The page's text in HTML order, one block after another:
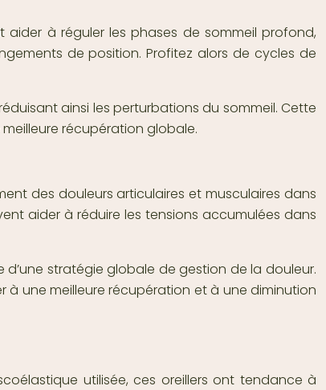
à réguler les phases de sommeil profond,
de position. Profitez alors de cycles de
ainsi les perturbations du sommeil. Cette
récupération globale.
des douleurs articulaires et musculaires dans
aider à réduire les tensions accumulées dans
d’une stratégie globale de gestion de la douleur.
à une meilleure récupération et à une diminution
utilisée, ces oreillers ont tendance à